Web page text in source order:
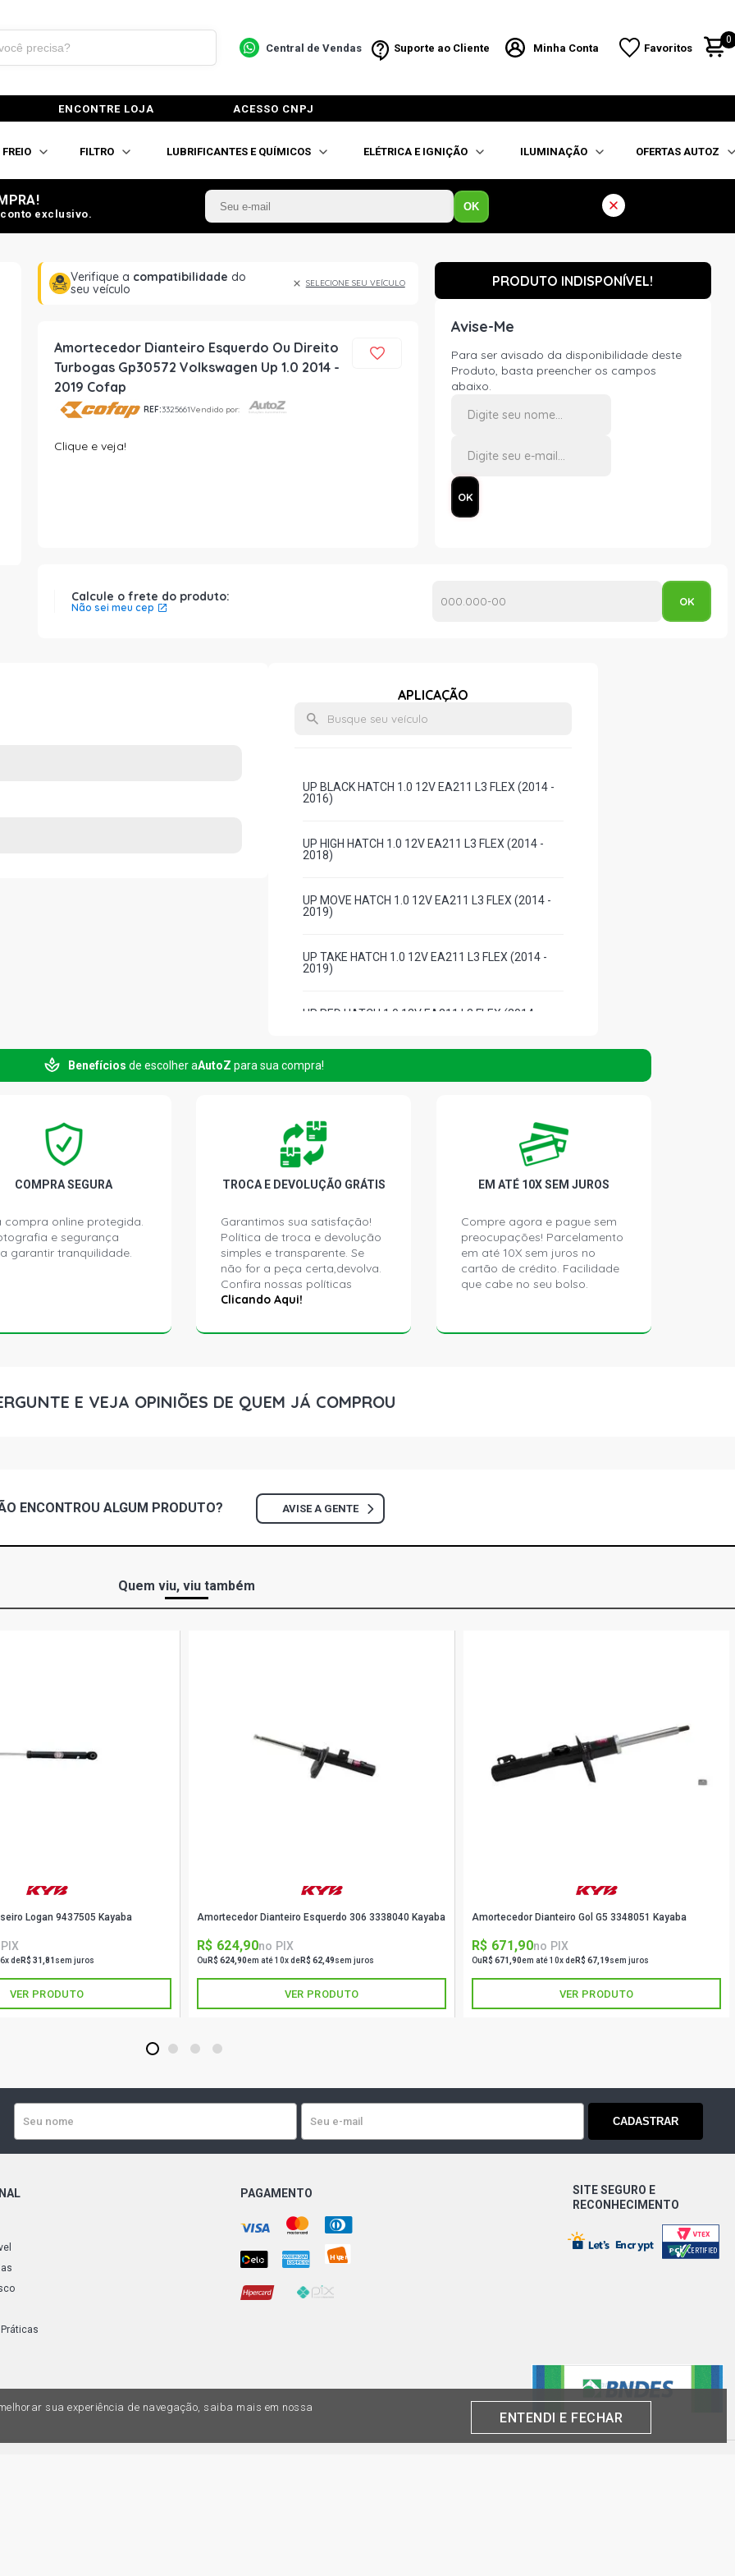
Central de Vendas Suporte ao Cliente Minha Conta Favoritos
0
ENCONTRE LOJA ACESSO CNPJ
FREIO FILTRO LUBRIFICANTES E QUÍMICOS ELÉTRICA E IGNIÇÃO ILUMINAÇÃO OFERTAS AUTOZ
exclusivo.
OK
Verifique a compatibilidade do
seu veículo
SELECIONE SEU VEÍCULO
Amortecedor Dianteiro Esquerdo Ou Direito
Turbogas Gp30572 Volkswagen Up 1.0 2014 -
2019 Cofap
REF:3325661Vendido por:
Clique e veja!
PRODUTO INDISPONÍVEL!
Avise-Me
Para ser avisado da disponibilidade deste
Produto, basta preencher os campos
abaixo.
Calcule o frete do produto:
Não sei meu cep
APLICAÇÃO
UP BLACK HATCH 1.0 12V EA211 L3 FLEX (2014 -
2016)
UP HIGH HATCH 1.0 12V EA211 L3 FLEX (2014 -
2018)
UP MOVE HATCH 1.0 12V EA211 L3 FLEX (2014 -
2019)
UP TAKE HATCH 1.0 12V EA211 L3 FLEX (2014 -
2019)
UP RED HATCH 1.0 12V EA211 L3 FLEX (2014 -
UP WHITE HATCH 1.0 12V EA211 L3 FLEX (2014 -
2016)
UP SPEED HATCH 1.0 12V EA211 TURBO L3 FLEX
(2016 - 2017)
UP I MOTION MOVE HATCH 1.0 12V EA211 L3 FLEX
(2015 - 2019)
UP TSI MOVE HATCH 1.0 12V EA211 TURBO L3
FLEX (2016 - 2019)
UP TSI RED HATCH 1.0 12V EA211 TURBO L3 FLEX
Benefícios de escolher aAutoZ para sua compra!
COMPRA SEGURA
compra online protegida.
e segurança
garantir tranquilidade.
TROCA E DEVOLUÇÃO GRÁTIS
Garantimos sua satisfação!
Política de troca e devolução
simples e transparente. Se
não for a peça certa,devolva.
Confira nossas políticas
Clicando Aqui!
EM ATÉ 10X SEM JUROS
Compre agora e pague sem
preocupações! Parcelamento
em até 10X sem juros no
cartão de crédito. Facilidade
que cabe no seu bolso.
E VEJA OPINIÕES DE QUEM JÁ COMPROU
ENCONTROU ALGUM PRODUTO? AVISE A GENTE
Quem viu, viu também
Logan 9437505 Kayaba
deR$ 31,81 sem juros
VER PRODUTO
Amortecedor Dianteiro Esquerdo 306 3338040 Kayaba
R$ 624,90no PIX
Ou R$ 624,90em até 10x deR$ 62,49sem juros
VER PRODUTO
Amortecedor Dianteiro Gol G5 3348051 Kayaba
R$ 671,90no PIX
Ou R$ 671,90em até 10x deR$ 67,19sem juros
VER PRODUTO
1 2 3 4
CADASTRAR
PAGAMENTO
SITE SEGURO E
RECONHECIMENTO
sua experiência de navegação, saiba mais em nossa
ENTENDI E FECHAR